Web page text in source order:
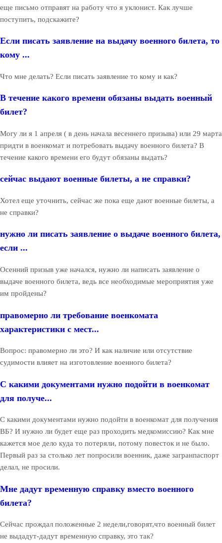
еще письмо отправят на работу что я уклонист. Как лучше
поступить, подскажите?
Если писать заявление на выдачу военного билета, то
кому ...
Что мне делать? Если писать заявление то кому и как?
В течение какого времени обязаны выдать военный
билет?
Могу ли я 1 апреля ( в день начала весеннего призыва) или 29 марта
придти в военкомат и потребовать выдачу военного билета? В
течение какого времени его будут обязаны выдать?
сейчас выдают военные билеты, а не справки?
Хотел еще уточнить, сейчас же пока еще дают военные билеты, а
не справки?
нужно ли писать заявление о выдаче военного билета,
если ...
Осенний призыв уже начался, нужно ли написать заявление о
выдаче военного билета, ведь все необходимые мероприятия уже
им пройдены?
правомерно ли требование военкомата
характеристики с мест...
Вопрос: правомерно ли это? И как наличие или отсутствие
судимости влияет на изготовление военного билета?
С какими документами нужно подойти в военкомат
для получе...
С какими документами нужно подойти в военкомат для получения
ВБ? И нужно ли будет еще раз проходить медкомиссию? Как мне
кажется мое дело куда то потеряли, потому повесток и не было.
Первый раз за столько лет попросили военник, даже загранпаспорт
делал, не просили.
Мне дадут временную справку вместо военного
билета?
Сейчас прождал положенные 2 недели,говорят,что военный билет
не выдадут-дадут временную справку, это так?